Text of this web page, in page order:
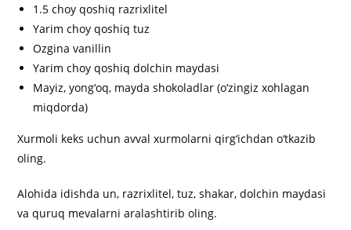
1.5 choy qoshiq razrixlitel
Yarim choy qoshiq tuz
Ozgina vanillin
Yarim choy qoshiq dolchin maydasi
Mayiz, yong‘oq, mayda shokoladlar (o‘zingiz xohlagan
miqdorda)
Xurmoli keks uchun avval xurmolarni qirg‘ichdan o‘tkazib
oling.
Alohida idishda un, razrixlitel, tuz, shakar, dolchin maydasi
va quruq mevalarni aralashtirib oling.